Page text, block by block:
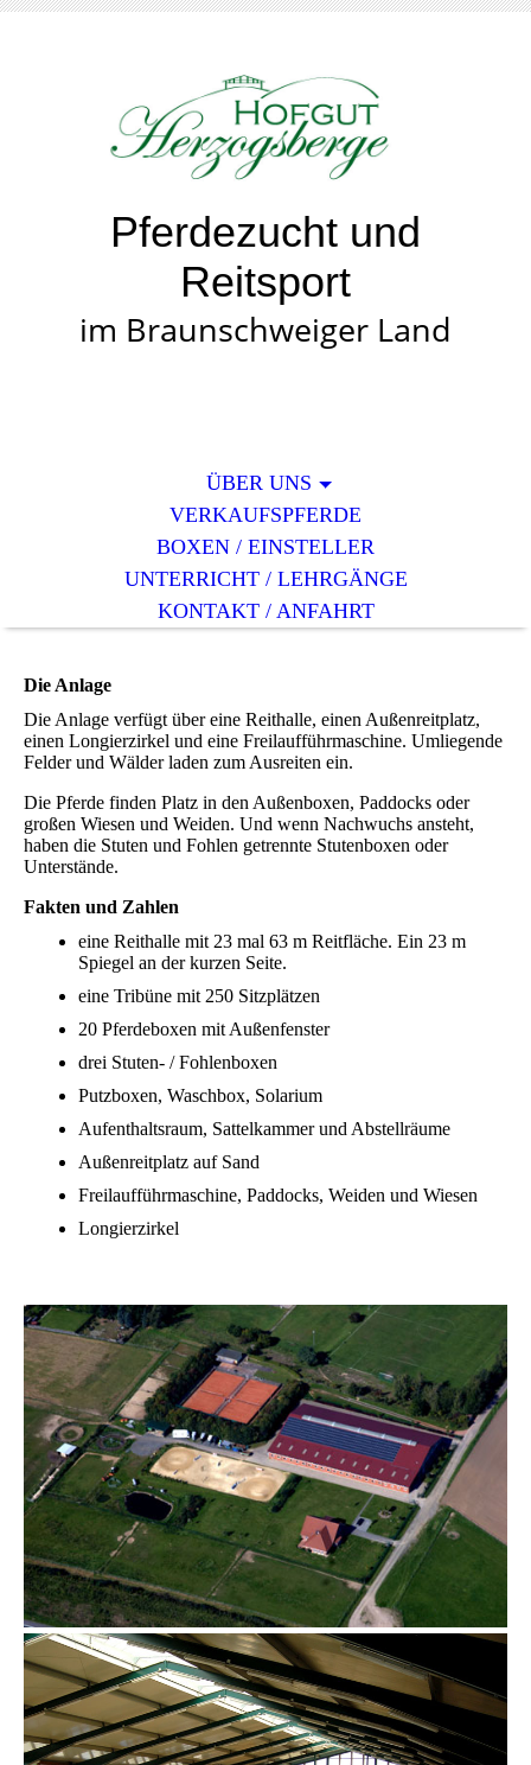
Pferdezucht und
Reitsport
im Braunschweiger Land
ÜBER UNS
VERKAUFSPFERDE
BOXEN / EINSTELLER
UNTERRICHT / LEHRGÄNGE
KONTAKT / ANFAHRT
Die Anlage
Die Anlage verfügt über eine Reithalle, einen Außenreitplatz,
einen Longierzirkel und eine Freilaufführmaschine. Umliegende
Felder und Wälder laden zum Ausreiten ein.
Die Pferde finden Platz in den Außenboxen, Paddocks oder
großen Wiesen und Weiden. Und wenn Nachwuchs ansteht,
haben die Stuten und Fohlen getrennte Stutenboxen oder
Unterstände.
Fakten und Zahlen
eine Reithalle mit 23 mal 63 m Reitfläche. Ein 23 m
Spiegel an der kurzen Seite.
eine Tribüne mit 250 Sitzplätzen
20 Pferdeboxen mit Außenfenster
drei Stuten- / Fohlenboxen
Putzboxen, Waschbox, Solarium
Aufenthaltsraum, Sattelkammer und Abstellräume
Außenreitplatz auf Sand
Freilaufführmaschine, Paddocks, Weiden und Wiesen
Longierzirkel